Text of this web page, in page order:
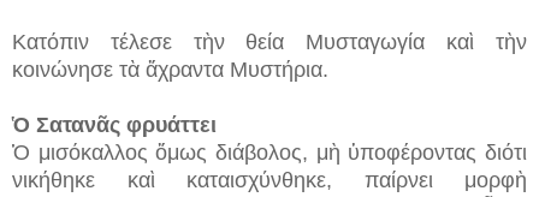
Κατόπιν τέλεσε τὴν θεία Μυσταγωγία καὶ τὴν
κοινώνησε τὰ ἄχραντα Μυστήρια.
Ὁ Σατανᾶς φρυάττει
Ὁ μισόκαλλος ὅμως διάβολος, μὴ ὑποφέροντας διότι
νικήθηκε καὶ καταισχύνθηκε, παίρνει μορφὴ